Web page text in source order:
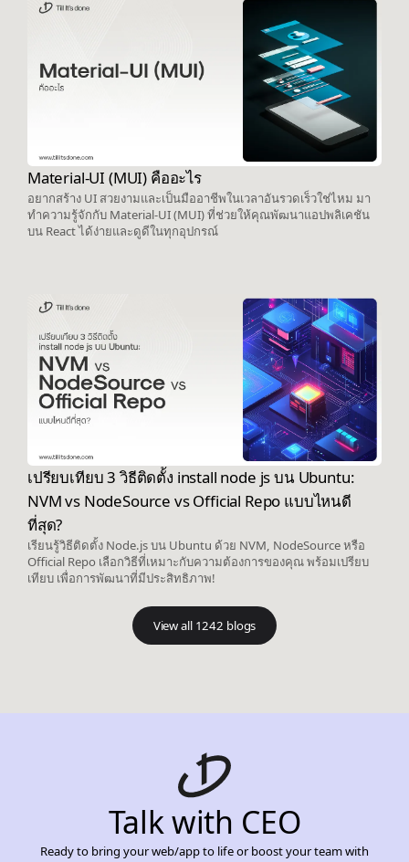
Material-UI (MUI) คืออะไร
อยากสร้าง UI สวยงามและเป็นมืออาชีพในเวลาอันรวดเร็วใช่ไหม มา
ทำความรู้จักกับ Material-UI (MUI) ที่ช่วยให้คุณพัฒนาแอปพลิเคชัน
บน React ได้ง่ายและดูดีในทุกอุปกรณ์
เปรียบเทียบ 3 วิธีติดตั้ง install node js บน Ubuntu:
NVM vs NodeSource vs Official Repo แบบไหนดี
ที่สุด?
เรียนรู้วิธีติดตั้ง Node.js บน Ubuntu ด้วย NVM, NodeSource หรือ
Official Repo เลือกวิธีที่เหมาะกับความต้องการของคุณ พร้อมเปรียบ
เทียบ เพื่อการพัฒนาที่มีประสิทธิภาพ!
View all 1242 blogs
Talk with CEO
Ready to bring your web/app to life or boost your team with